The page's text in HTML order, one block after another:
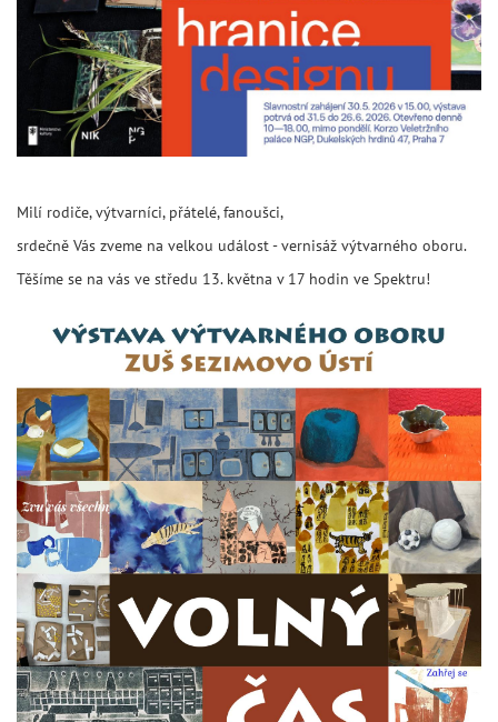
Milí rodiče, výtvarníci, přátelé, fanoušci,
srdečně Vás zveme na velkou událost - vernisáž výtvarného oboru.
Těšíme se na vás ve středu 13. května v 17 hodin ve Spektru!